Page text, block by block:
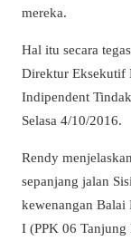
mereka.
Hal itu secara
Direktur Eksekutif
Indipendent
Selasa 4/10/2016.
Rendy
sepanjang jalan
kewenangan Balai
I (PPK 06 Tanjung